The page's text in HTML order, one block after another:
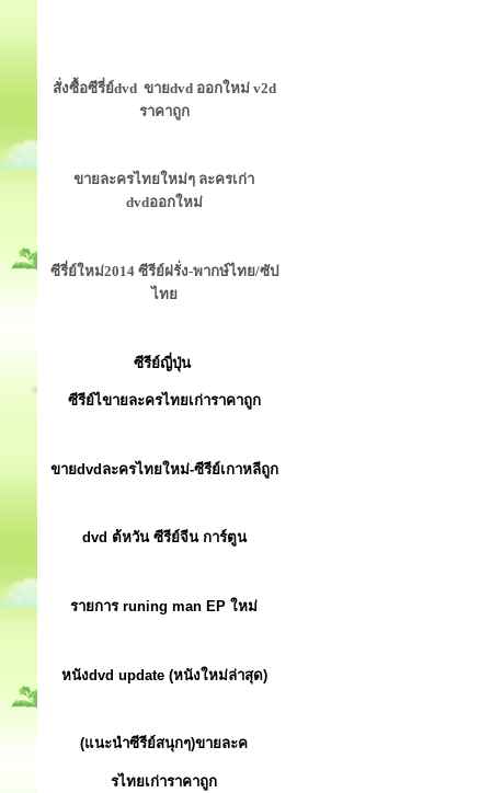
สั่งซื้อซีรี่ย์dvd ขายdvd ออกใหม่ v2d
ราคาถูก
ขายละครไทยใหม่ๆ ละครเก่า
dvdออกใหม่
ซีรี่ย์ใหม่2014 ซีรีย์ฝรั่ง-พากษ์ไทย/ซัป
ไทย
ซีรีย์ญี่ปุ่น
ซีรีย์ไขายละครไทยเก่าราคาถูก
ขายdvdละครไทยใหม่-ซีรีย์เกาหลีถูก
dvd ต้หวัน ซีรีย์จีน การ์ตูน
รายการ runing man EP ใหม่
หนังdvd update (หนังใหม่ล่าสุด)
(แนะนำซีรีย์สนุกๆ)ขายละค
รไทยเก่าราคาถูก